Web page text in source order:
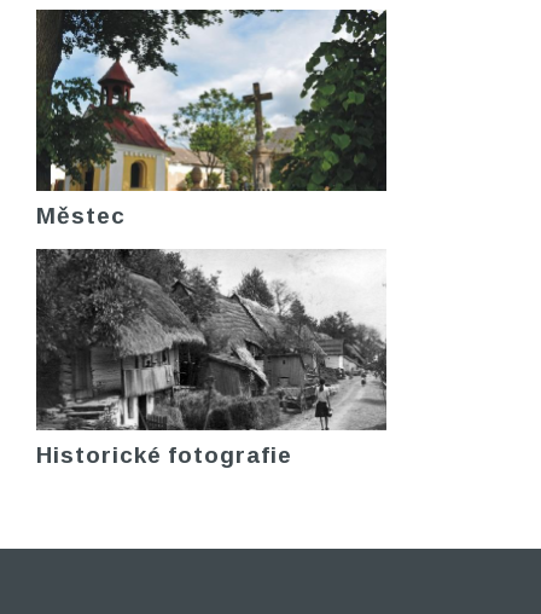
Městec
Historické fotografie